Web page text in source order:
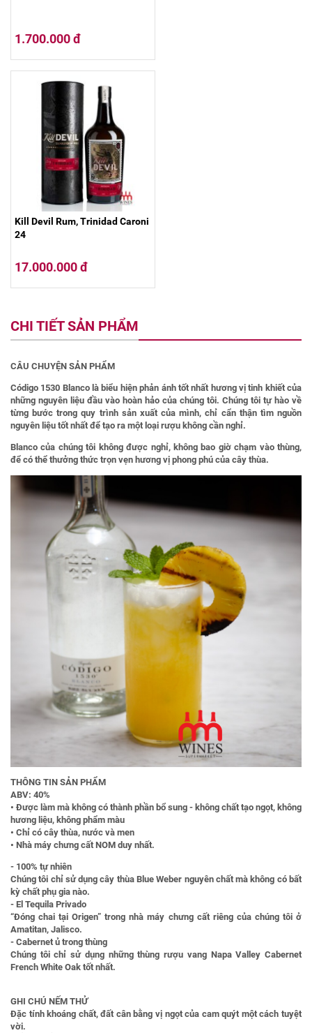
1.700.000 đ
Kill Devil Rum, Trinidad Caroni
24
17.000.000 đ
CHI TIẾT SẢN PHẨM
CÂU CHUYỆN SẢN PHẨM
Código 1530 Blanco là biểu hiện phản ánh tốt nhất hương vị tinh khiết của
những nguyên liệu đầu vào hoàn hảo của chúng tôi. Chúng tôi tự hào về
từng bước trong quy trình sản xuất của mình, chỉ cẩn thận tìm nguồn
nguyên liệu tốt nhất để tạo ra một loại rượu không cần nghỉ.
Blanco của chúng tôi không được nghỉ, không bao giờ chạm vào thùng,
để có thể thưởng thức trọn vẹn hương vị phong phú của cây thùa.
THÔNG TIN SẢN PHẨM
ABV: 40%
• Được làm mà không có thành phần bổ sung - không chất tạo ngọt, không
hương liệu, không phẩm màu
• Chỉ có cây thùa, nước và men
• Nhà máy chưng cất NOM duy nhất.
- 100% tự nhiên
Chúng tôi chỉ sử dụng cây thùa Blue Weber nguyên chất mà không có bất
kỳ chất phụ gia nào.
- El Tequila Privado
“Đóng chai tại Origen” trong nhà máy chưng cất riêng của chúng tôi ở
Amatitan, Jalisco.
- Cabernet ủ trong thùng
Chúng tôi chỉ sử dụng những thùng rượu vang Napa Valley Cabernet
French White Oak tốt nhất.
GHI CHÚ NẾM THỬ
Đặc tính khoáng chất, đất cân bằng vị ngọt của cam quýt một cách tuyệt
vời.